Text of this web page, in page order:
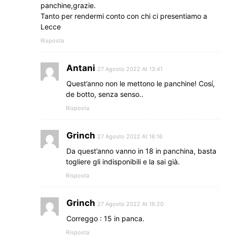
panchine,grazie.
Tanto per rendermi conto con chi ci presentiamo a
Lecce
Risposta
Antani 27 Agosto 2022 At 13:41
Quest’anno non le mettono le panchine! Cosí,
de botto, senza senso..
Risposta
Grinch 27 Agosto 2022 At 16:16
Da quest’anno vanno in 18 in panchina, basta
togliere gli indisponibili e la sai già.
Risposta
Grinch 27 Agosto 2022 At 16:20
Correggo : 15 in panca.
Risposta